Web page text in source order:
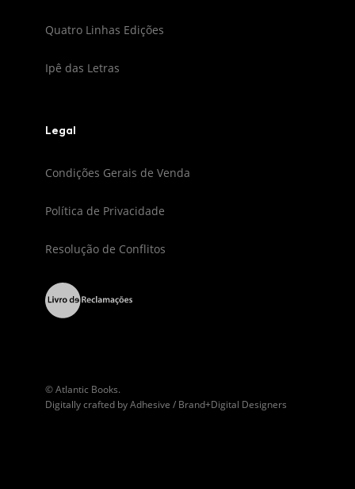
Quatro Linhas Edições
Ipê das Letras
Legal
Condições Gerais de Venda
Política de Privacidade
Resolução de Conflitos
© Atlantic Books.
Digitally crafted byAdhesive / Brand+Digital Designers